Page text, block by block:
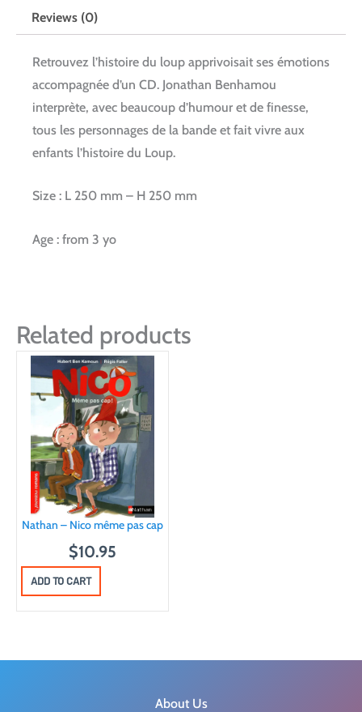
Reviews (0)
Retrouvez l’histoire du loup apprivoisait ses émotions
accompagnée d’un CD. Jonathan Benhamou
interprète, avec beaucoup d’humour et de finesse,
tous les personnages de la bande et fait vivre aux
enfants l’histoire du Loup.
Size : L 250 mm – H 250 mm
Age : from 3 yo
Related products
Nathan – Nico même pas cap
$10.95
ADD TO CART
About Us